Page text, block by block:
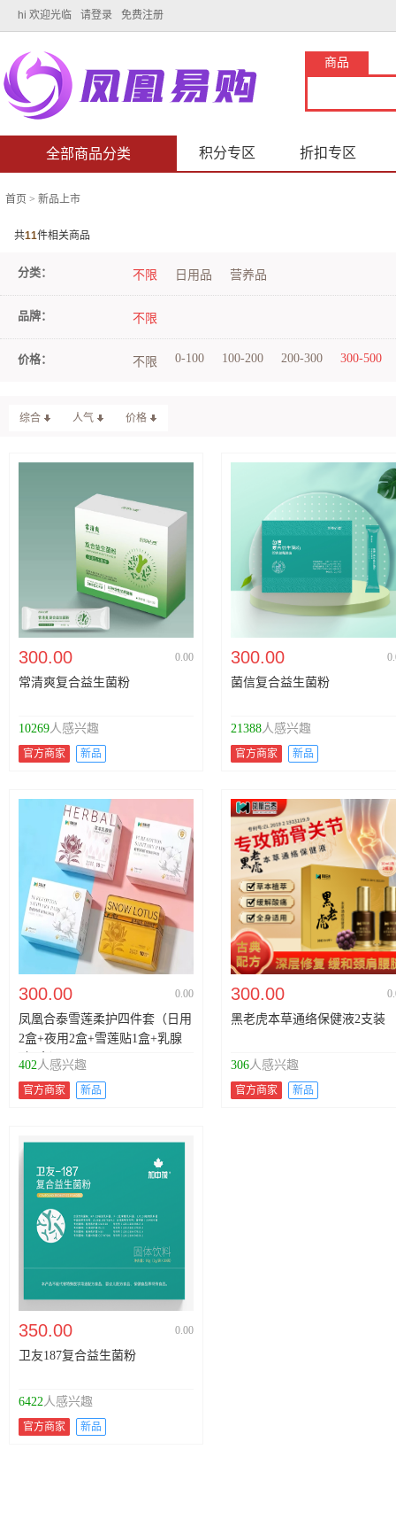
hi 欢迎光临 请登录 免费注册
商品
全部商品分类 积分专区 折扣专区
首页 > 新品上市
共11件相关商品
分类： 不限 日用品 营养品
品牌： 不限
价格： 不限 0-100 100-200 200-300 300-500
综合 人气 价格
300.00 0.00
常清爽复合益生菌粉
10269人感兴趣
官方商家 新品
300.00
菌信复合益生菌粉
21388人感兴趣
官方商家 新品
300.00 0.00
凤凰合泰雪莲柔护四件套（日用
2盒+夜用2盒+雪莲贴1盒+乳腺
贴1盒）
402人感兴趣
官方商家 新品
300.00
黑老虎本草通络保健液2支装
306人感兴趣
官方商家 新品
350.00 0.00
卫友187复合益生菌粉
6422人感兴趣
官方商家 新品